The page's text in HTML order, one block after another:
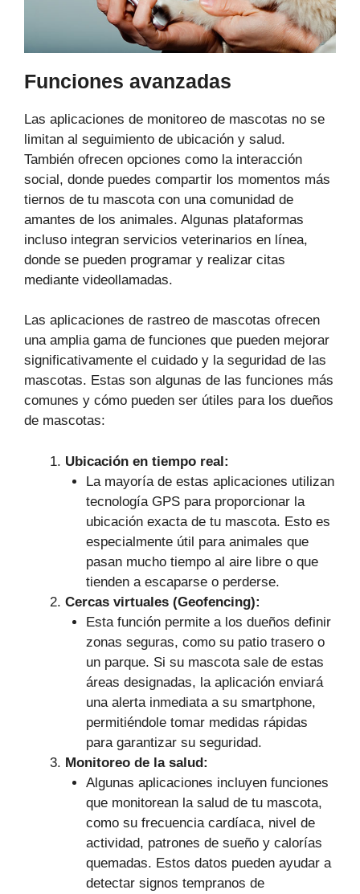
Funciones avanzadas
Las aplicaciones de monitoreo de mascotas no se
limitan al seguimiento de ubicación y salud.
También ofrecen opciones como la interacción
social, donde puedes compartir los momentos más
tiernos de tu mascota con una comunidad de
amantes de los animales. Algunas plataformas
incluso integran servicios veterinarios en línea,
donde se pueden programar y realizar citas
mediante videollamadas.
Las aplicaciones de rastreo de mascotas ofrecen
una amplia gama de funciones que pueden mejorar
significativamente el cuidado y la seguridad de las
mascotas. Estas son algunas de las funciones más
comunes y cómo pueden ser útiles para los dueños
de mascotas:
Ubicación en tiempo real:
La mayoría de estas aplicaciones utilizan
tecnología GPS para proporcionar la
ubicación exacta de tu mascota. Esto es
especialmente útil para animales que
pasan mucho tiempo al aire libre o que
tienden a escaparse o perderse.
Cercas virtuales (Geofencing):
Esta función permite a los dueños definir
zonas seguras, como su patio trasero o
un parque. Si su mascota sale de estas
áreas designadas, la aplicación enviará
una alerta inmediata a su smartphone,
permitiéndole tomar medidas rápidas
para garantizar su seguridad.
Monitoreo de la salud:
Algunas aplicaciones incluyen funciones
que monitorean la salud de tu mascota,
como su frecuencia cardíaca, nivel de
actividad, patrones de sueño y calorías
quemadas. Estos datos pueden ayudar a
detectar signos tempranos de